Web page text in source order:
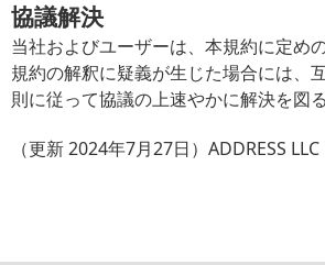
協議解決
当社およびユーザーは、本規約に定め
規約の解釈に疑義が生じた場合には、
則に従って協議の上速やかに解決を図
（更新 2024年7月27日）ADDRESS LLC